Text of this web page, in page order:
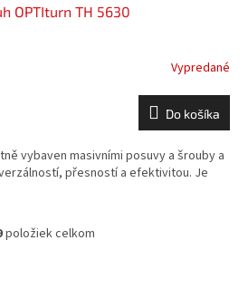
OPTIturn TH 5630
Vypredané
Do košíka
vybaven masivními posuvy a šrouby a
přesností a efektivitou. Je
O
položiek celkom